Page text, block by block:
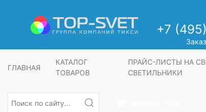
+7
ГЛАВНАЯ
КАТАЛОГ
ТОВАРОВ
ПРАЙС-ЛИСТЫ НА
СВЕТИЛЬНИКИ